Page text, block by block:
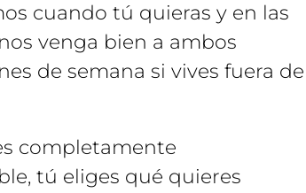
cuando tú quieras y en las
venga bien a ambos
de semana si vives fuera de
completamente
tú eliges qué quieres